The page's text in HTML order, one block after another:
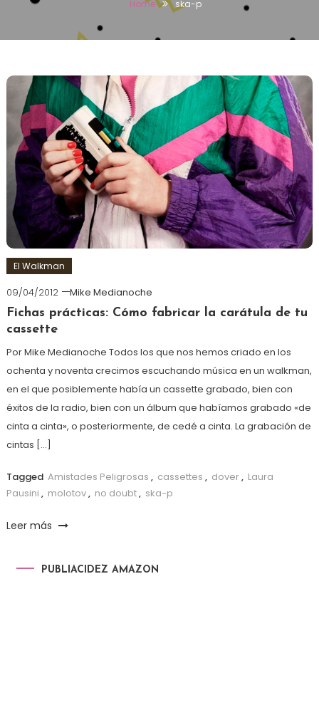
Home ska-p
El Walkman
09/04/2012
Mike Medianoche
Fichas prácticas: Cómo fabricar la carátula de tu
cassette
Por Mike Medianoche Todos los que nos hemos criado en los
ochenta y noventa crecimos escuchando música en un walkman,
en el que posiblemente había un cassette grabado, bien con
éxitos de la radio, bien con un álbum que habíamos grabado «de
cinta a cinta», o posteriormente, de cedé a cinta. La grabación de
cintas […]
Tagged Amistades Peligrosas , cassettes , dover, Laura
Pausini , molotov, no doubt, ska-p
Leer más
PUBLIACIDEZ AMAZON